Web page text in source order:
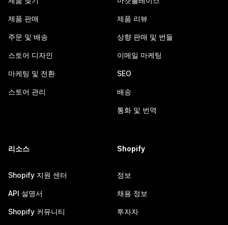
제품 판매
주문 및 배송
스토어 디자인
마케팅 및 전환
스토어 관리
제품 리뷰
상향 판매 및 번들
이메일 마케팅
SEO
배송
통화 및 번역
리소스
Shopify 지원 센터
API 설명서
Shopify 커뮤니티
Shopify
정보
채용 정보
투자자